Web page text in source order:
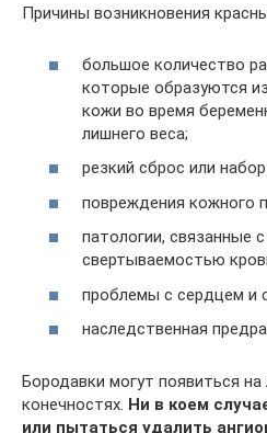
Причины возникновения
большое количество
которые образуются
кожи во время
лишнего веса;
резкий сброс или
повреждения кожного
патологии, связанные
свертываемостью
проблемы с сердцем и
наследственная
Бородавки могут появиться
конечностях. Ни в коем
или пытаться удалить